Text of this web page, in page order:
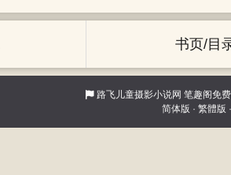
书页/目
路飞儿童摄影小说网 笔趣阁免
简体版 · 繁體版 ·